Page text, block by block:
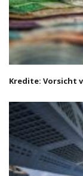
Kredite: Vorsicht